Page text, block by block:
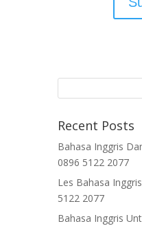
Recent Posts
Bahasa Inggris
0896 5122 2077
Les Bahasa
5122 2077
Bahasa Inggris